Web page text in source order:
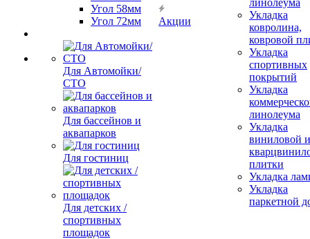
Угол 58мм
Угол 72мм
Для Автомойки/
СТО
Для бассейнов и
аквапарков
Для гостиниц
Для детских /
спортивных
площадок
Акции
Укладка
ковролина,
ковровой
Укладка
спортивных
покрытий
Укладка
линолеума
Укладка
виниловой и
плитки
Укладка
Укладка
паркетной